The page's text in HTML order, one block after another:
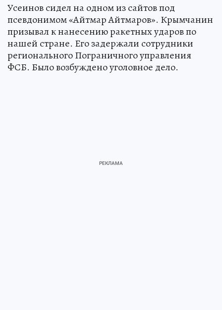
Усеинов сидел на одном из сайтов под
псевдонимом «Айтмар Айтмаров». Крымчанин
призывал к нанесению ракетных ударов по
нашей стране. Его задержали сотрудники
регионального Пограничного управления
ФСБ. Было возбуждено уголовное дело.